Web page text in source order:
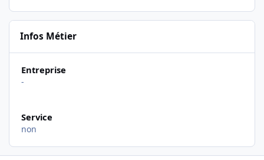
Infos Métier
Entreprise
-
Service
non